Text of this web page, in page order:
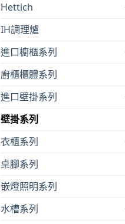
Hettich
IH調理爐
進口櫥櫃系列
廚櫃櫃體系列
進口壁掛系列
壁掛系列
衣櫃系列
桌腳系列
嵌燈照明系列
水槽系列